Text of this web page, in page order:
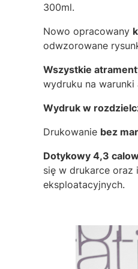
300ml.
Nowo opracowany
odwzorowane
Wszystkie
wydruku na
Wydruk w
Drukowanie bez
Dotykowy 4,3
się w drukarce oraz
eksploatacyjnych.